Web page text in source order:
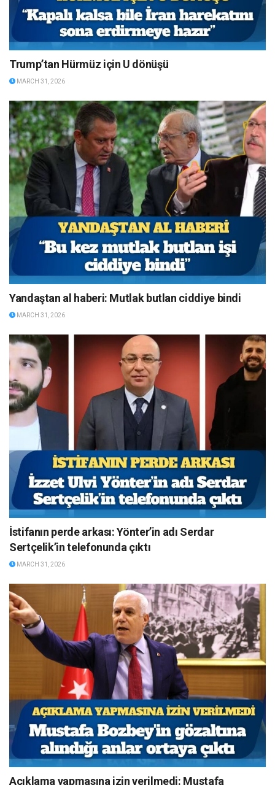
Trump’tan Hürmüz için U dönüşü
MARCH 31, 2026
Yandaştan al haberi: Mutlak butlan ciddiye bindi
MARCH 31, 2026
İstifanın perde arkası: Yönter’in adı Serdar
Sertçelik’in telefonunda çıktı
MARCH 31, 2026
Açıklama yapmasına izin verilmedi: Mustafa